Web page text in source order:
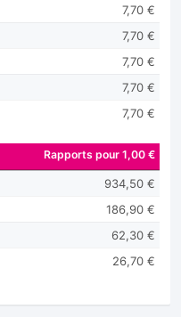
7,70 €
7,70 €
7,70 €
7,70 €
7,70 €
Rapports pour 1,00 €
934,50 €
186,90 €
62,30 €
26,70 €